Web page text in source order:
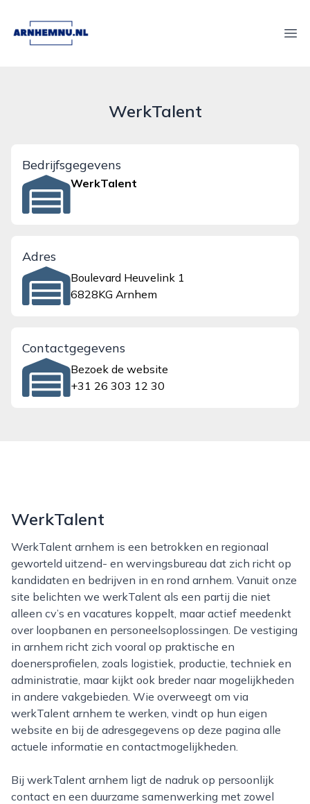
arnhemnu.nl
WerkTalent
Bedrijfsgegevens
WerkTalent
Adres
Boulevard Heuvelink 1
6828KG Arnhem
Contactgegevens
Bezoek de website
+31 26 303 12 30
WerkTalent
WerkTalent arnhem is een betrokken en regionaal
geworteld uitzend- en wervingsbureau dat zich richt op
kandidaten en bedrijven in en rond arnhem. Vanuit onze
site belichten we werkTalent als een partij die niet
alleen cv’s en vacatures koppelt, maar actief meedenkt
over loopbanen en personeelsoplossingen. De vestiging
in arnhem richt zich vooral op praktische en
doenersprofielen, zoals logistiek, productie, techniek en
administratie, maar kijkt ook breder naar mogelijkheden
in andere vakgebieden. Wie overweegt om via
werkTalent arnhem te werken, vindt op hun eigen
website en bij de adresgegevens op deze pagina alle
actuele informatie en contactmogelijkheden.
Bij werkTalent arnhem ligt de nadruk op persoonlijk
contact en een duurzame samenwerking met zowel